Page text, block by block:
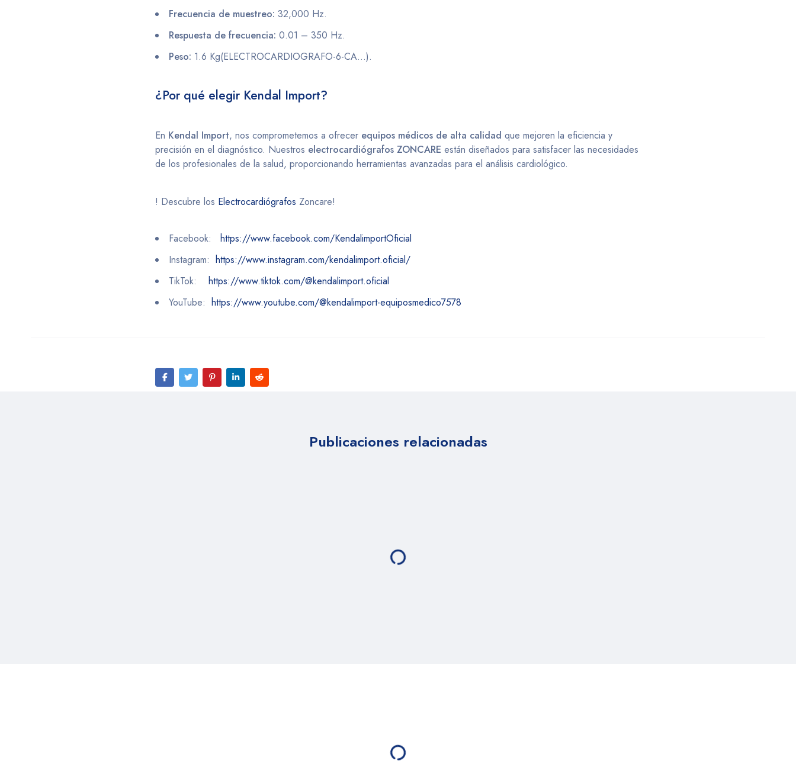
Frecuencia de muestreo: 32,000 Hz.
Respuesta de frecuencia: 0.01 – 350 Hz.
Peso: 1.6 Kg​(ELECTROCARDIOGRAFO-6-CA…)​.
¿Por qué elegir Kendal Import?
En Kendal Import, nos comprometemos a ofrecer equipos médicos de alta calidad que mejoren la eficiencia y
precisión en el diagnóstico. Nuestros electrocardiógrafos ZONCARE están diseñados para satisfacer las necesidades
de los profesionales de la salud, proporcionando herramientas avanzadas para el análisis cardiológico.
! Descubre los Electrocardiógrafos Zoncare!
Facebook: https://www.facebook.com/KendalimportOficial
Instagram: https://www.instagram.com/kendalimport.oficial/
TikTok: https://www.tiktok.com/@kendalimport.oficial
YouTube: https://www.youtube.com/@kendalimport-equiposmedico7578
Publicaciones relacionadas